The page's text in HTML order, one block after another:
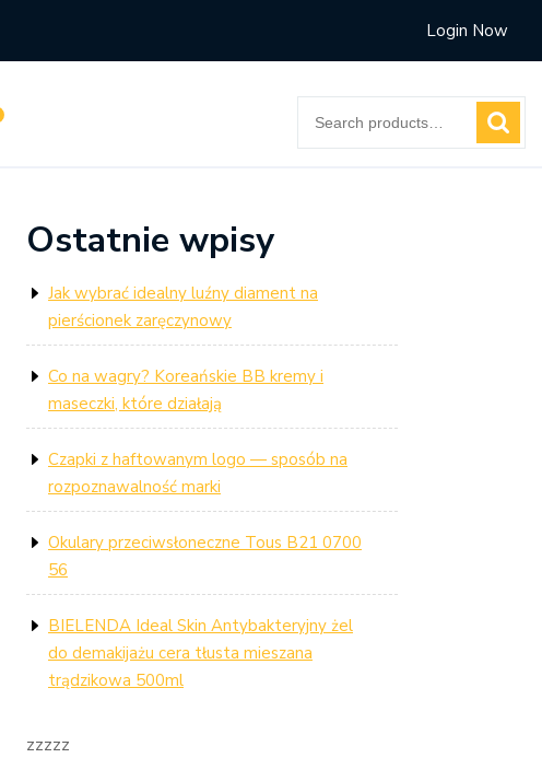
Login Now
for:
Ostatnie wpisy
Jak wybrać idealny luźny diament na
pierścionek zaręczynowy
Co na wagry? Koreańskie BB kremy i
maseczki, które działają
Czapki z haftowanym logo — sposób na
rozpoznawalność marki
Okulary przeciwsłoneczne Tous B21 0700
56
BIELENDA Ideal Skin Antybakteryjny żel
do demakijażu cera tłusta mieszana
trądzikowa 500ml
zzzzz